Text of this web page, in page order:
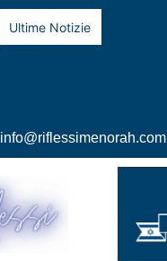
Ultime Notizie
info@riflessimenorah.com